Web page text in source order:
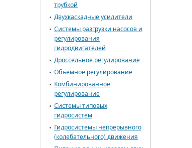
трубкой
Двухкаскадные усилители
Системы разгрузки насосов и
регулирования
гидродвигателей
Дроссельное регулирование
Объемное регулирование
Комбинированное
регулирование
Системы типовых
гидросистем
Гидросистемы непрерывного
(колебательного) движения